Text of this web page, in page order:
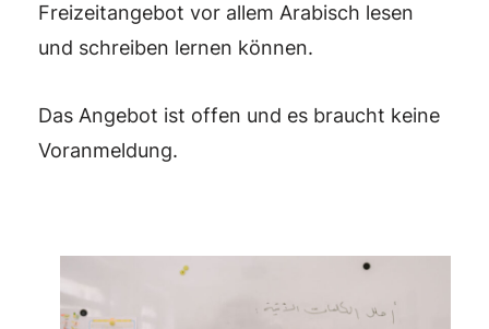
Freizeitangebot vor allem Arabisch lesen
und schreiben lernen können.
Das Angebot ist offen und es braucht keine
Voranmeldung.